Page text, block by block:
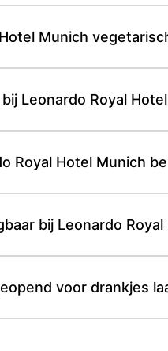
Munich
Leonardo Royal
Royal Hotel Munich
bij Leonardo Royal
voor drankjes